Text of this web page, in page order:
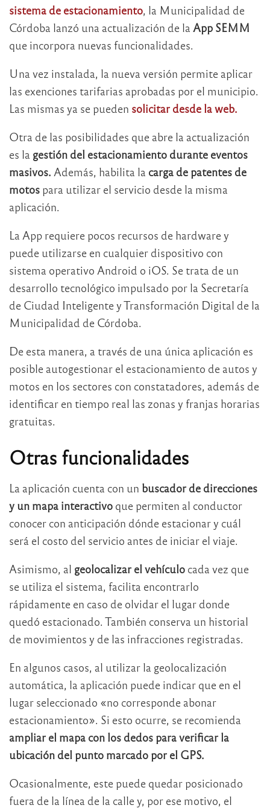
sistema de estacionamiento, la Municipalidad de
Córdoba lanzó una actualización de la App SEMM
que incorpora nuevas funcionalidades.
Una vez instalada, la nueva versión permite aplicar
las exenciones tarifarias aprobadas por el municipio.
Las mismas ya se pueden solicitar desde la web.
Otra de las posibilidades que abre la actualización
es la gestión del estacionamiento durante eventos
masivos. Además, habilita la carga de patentes de
motos para utilizar el servicio desde la misma
aplicación.
La App requiere pocos recursos de hardware y
puede utilizarse en cualquier dispositivo con
sistema operativo Android o iOS. Se trata de un
desarrollo tecnológico impulsado por la Secretaría
de Ciudad Inteligente y Transformación Digital de la
Municipalidad de Córdoba.
De esta manera, a través de una única aplicación es
posible autogestionar el estacionamiento de autos y
motos en los sectores con constatadores, además de
identificar en tiempo real las zonas y franjas horarias
gratuitas.
Otras funcionalidades
La aplicación cuenta con un buscador de direcciones
y un mapa interactivo que permiten al conductor
conocer con anticipación dónde estacionar y cuál
será el costo del servicio antes de iniciar el viaje.
Asimismo, al geolocalizar el vehículo cada vez que
se utiliza el sistema, facilita encontrarlo
rápidamente en caso de olvidar el lugar donde
quedó estacionado. También conserva un historial
de movimientos y de las infracciones registradas.
En algunos casos, al utilizar la geolocalización
automática, la aplicación puede indicar que en el
lugar seleccionado «no corresponde abonar
estacionamiento». Si esto ocurre, se recomienda
ampliar el mapa con los dedos para verificar la
ubicación del punto marcado por el GPS.
Ocasionalmente, este puede quedar posicionado
fuera de la línea de la calle y, por ese motivo, el